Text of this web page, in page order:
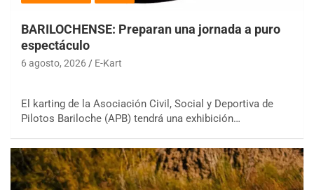
BARILOCHENSE: Preparan una jornada a puro
espectáculo
6 agosto, 2026 E-Kart
El karting de la Asociación Civil, Social y Deportiva de
Pilotos Bariloche (APB) tendrá una exhibición…